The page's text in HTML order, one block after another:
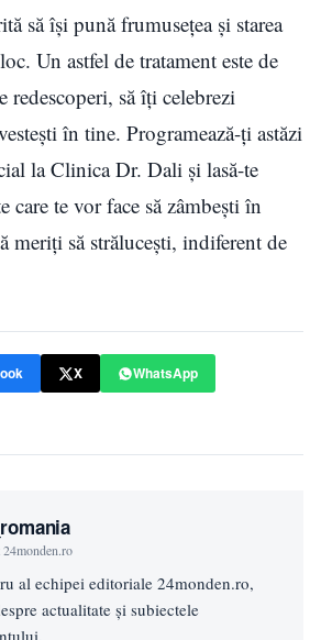
să își pună frumusețea și starea
Un astfel de tratament este de
redescoperi, să îți celebrezi
în tine. Programează-ți astăzi
la Clinica Dr. Dali și lasă-te
care te vor face să zâmbești în
meriți să strălucești, indiferent de
X
WhatsApp
al echipei editoriale 24monden.ro,
actualitate și subiectele